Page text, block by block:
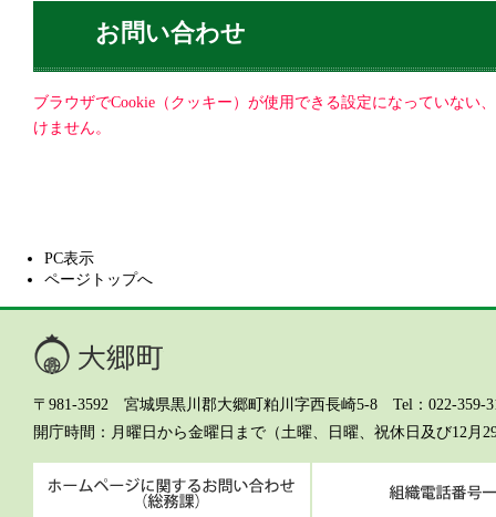
お問い合わせ
ブラウザでCookie（クッキー）が使用できる設定になっていない
けません。
PC表示
ページトップへ
〒981-3592 宮城県黒川郡大郷町粕川字西長崎5-8 Tel：022-359-
開庁時間
月曜日から金曜日まで（土曜、日曜、祝休日及び12月